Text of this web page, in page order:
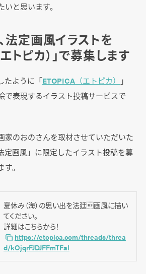
と思います。
法定画風イラストを
トピカ）」で募集します
たように「ETOPICA（エトピカ）
」
で表現するイラスト投稿サービスで
家のおのさんを取材させていただいた
定画風」に限定したイラスト投稿を募
。
夏休み（海）の思い出を法廷画風に描い
てください。
詳細はこちらから！
https://etopica.com/threads/threa
d/kOjqrFJDJFFmTFal